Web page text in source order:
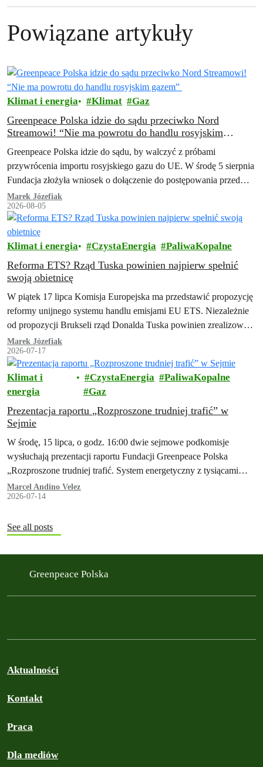
Powiązane artykuły
Klimat i energia Klimat Gaz
Greenpeace Polska idzie do sądu przeciwko Nord
Streamowi! “Nie ma powrotu do handlu rosyjskim
Greenpeace Polska idzie do sądu, by walczyć z próbami
przywrócenia importu rosyjskiego gazu do UE. W środę 5 sierpnia
Fundacja złożyła wniosek o dołączenie do postępowania przed
Trybunałem Sprawiedliwości Unii…
Marek Józefiak
2026-08-05
Klimat i energia CzystaEnergia PaliwaKopalne
Reforma ETS? Rząd Tuska powinien najpierw spełnić
swoją obietnicę
W piątek 17 lipca Komisja Europejska ma przedstawić propozycję
reformy unijnego systemu handlu emisjami EU ETS. Niezależnie
od propozycji Brukseli rząd Donalda Tuska powinien zrealizować
swoją obietnicę z umowy koalicyjnej…
Marek Józefiak
2026-07-17
Klimat i
energia
CzystaEnergia
PaliwaKopalne
Gaz
Prezentacja raportu „Rozproszone trudniej trafić” w
Sejmie
W środę, 15 lipca, o godz. 16:00 dwie sejmowe podkomisje
wysłuchają prezentacji raportu Fundacji Greenpeace Polska
„Rozproszone trudniej trafić. System energetyczny z tysiącami
małych źródeł jako element polskiej racji stanu. Lekcje z
doświadczeń Ukrainy".
Marcel Andino Velez
2026-07-14
See all posts
Greenpeace Polska
Aktualności
Kontakt
Praca
Dla mediów